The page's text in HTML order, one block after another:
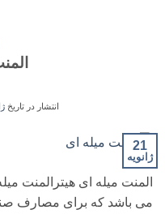
انتشار در تاریخ
21
ژانویه
المنت میله ای هیترالمنت
می باشد که برای مصارف